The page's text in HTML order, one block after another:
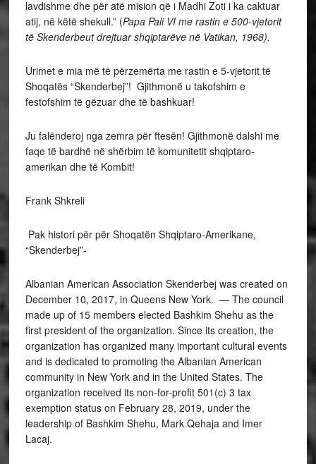
lavdishme dhe për atë mision që i Madhi Zoti i ka caktuar
atij, në këtë shekull.” (Papa Pali VI me rastin e 500-vjetorit
të Skenderbeut drejtuar shqiptarëve në Vatikan, 1968).
Urimet e mia më të përzemërta me rastin e 5-vjetorit të
Shoqatës “Skenderbej”! Gjithmonë u takofshim e
festofshim të gëzuar dhe të bashkuar!
Ju falënderoj nga zemra për ftesën! Gjithmonë dalshi me
faqe të bardhë në shërbim të komunitetit shqiptaro-
amerikan dhe të Kombit!
Frank Shkreli
Pak histori për për Shoqatën Shqiptaro-Amerikane,
“Skenderbej”-
Albanian American Association Skenderbej was created on
December 10, 2017, in Queens New York. — The council
made up of 15 members elected Bashkim Shehu as the
first president of the organization. Since its creation, the
organization has organized many important cultural events
and is dedicated to promoting the Albanian American
community in New York and in the United States. The
organization received its non-for-profit 501(c) 3 tax
exemption status on February 28, 2019, under the
leadership of Bashkim Shehu, Mark Qehaja and Imer
Lacaj.